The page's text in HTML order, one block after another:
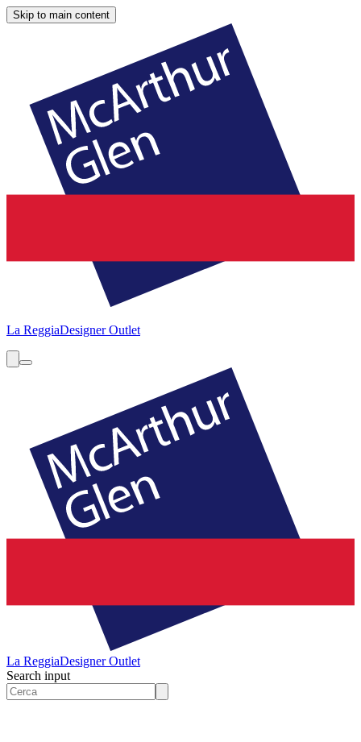
Skip to main content
La ReggiaDesigner Outlet
La ReggiaDesigner Outlet
Search input